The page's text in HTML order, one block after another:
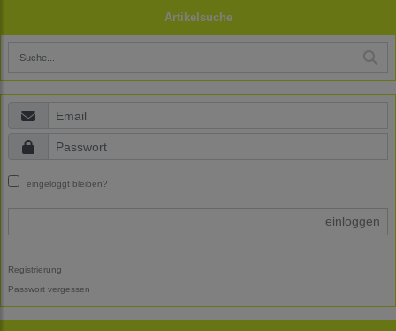
Artikelsuche
eingeloggt bleiben?
einloggen
Registrierung
Passwort vergessen